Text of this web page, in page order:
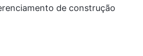
de construção